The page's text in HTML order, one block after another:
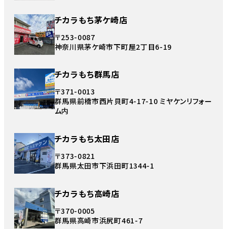
チカラもち茅ケ崎店
〒253-0087
神奈川県茅ケ崎市下町屋2丁目6-19
チカラもち群馬店
〒371-0013
群馬県前橋市西片貝町4-17-10 ミヤケンリフォー
ム内
チカラもち太田店
〒373-0821
群馬県太田市下浜田町1344-1
チカラもち高崎店
〒370-0005
群馬県高崎市浜尻町461-7